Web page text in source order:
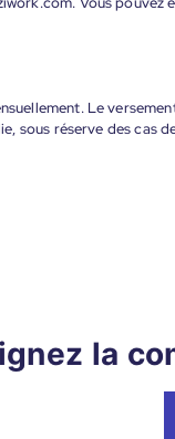
Le
sous réserve des cas
la